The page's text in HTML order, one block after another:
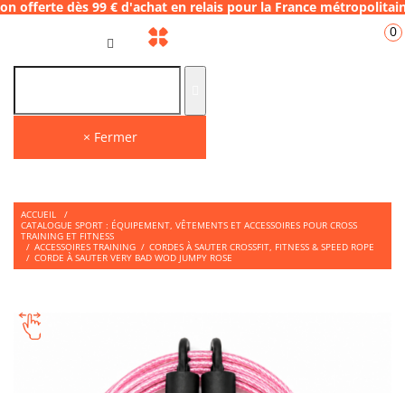
99 € d'achat en relais pour la
× Fermer
0
ACCUEIL
/
CATALOGUE SPORT : ÉQUIPEMENT, VÊTEMENTS ET ACCESSOIRES POUR CROSS
TRAINING ET FITNESS
/ ACCESSOIRES TRAINING / CORDES À SAUTER CROSSFIT, FITNESS & SPEED ROPE
/ CORDE À SAUTER VERY BAD WOD JUMPY ROSE